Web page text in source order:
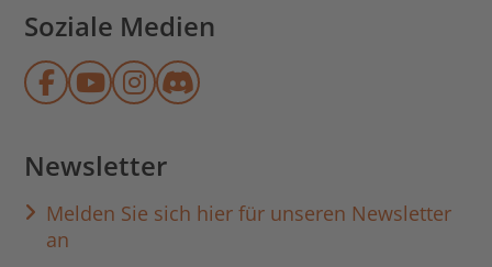
Soziale Medien
Münchner Stadtbibliothek auf
Münchner Stadtbibliothek auf
Münchner Stadtbibliothek
Münchner
Newsletter
Melden Sie sich hier für unseren Newsletter
an